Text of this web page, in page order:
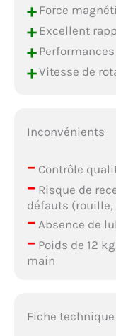
+Force
+Excellent
+
+Vitesse de
Inconvénients
–Contrôle
–Risque de
défauts
–Absence de
–Poids de 12
main
Fiche technique